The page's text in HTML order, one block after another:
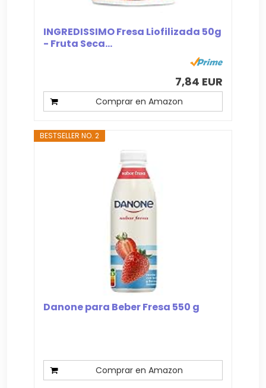
INGREDISSIMO Fresa Liofilizada 50g
- Fruta Seca...
7,84 EUR
Comprar en Amazon
BESTSELLER NO. 2
Danone para Beber Fresa 550 g
Comprar en Amazon